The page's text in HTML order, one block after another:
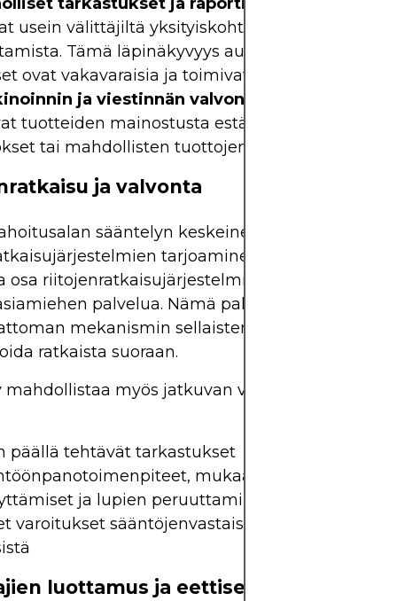
usein välittäjiltä yksityiskohtaisten
Tämä läpinäkyvyys auttaa
ovat vakavaraisia ​​ja toimivat eettisesti.
ja viestinnän valvonta:
tuotteiden mainostusta estääkseen
tai mahdollisten tuottojen vääristelyn.
ja valvonta
sääntelyn keskeinen rooli on
tarjoaminen. Säänneltyjen
osa riitojenratkaisujärjestelmiä, kuten Ison-
palvelua. Nämä palvelut tarjoavat
mekanismin sellaisten valitusten
ratkaista suoraan.
mahdollistaa myös jatkuvan valvonnan
päällä tehtävät tarkastukset
mukaan lukien sakot,
ja lupien peruuttaminen
varoitukset sääntöjenvastaisista tai petollisista
luottamus ja eettiset standardit